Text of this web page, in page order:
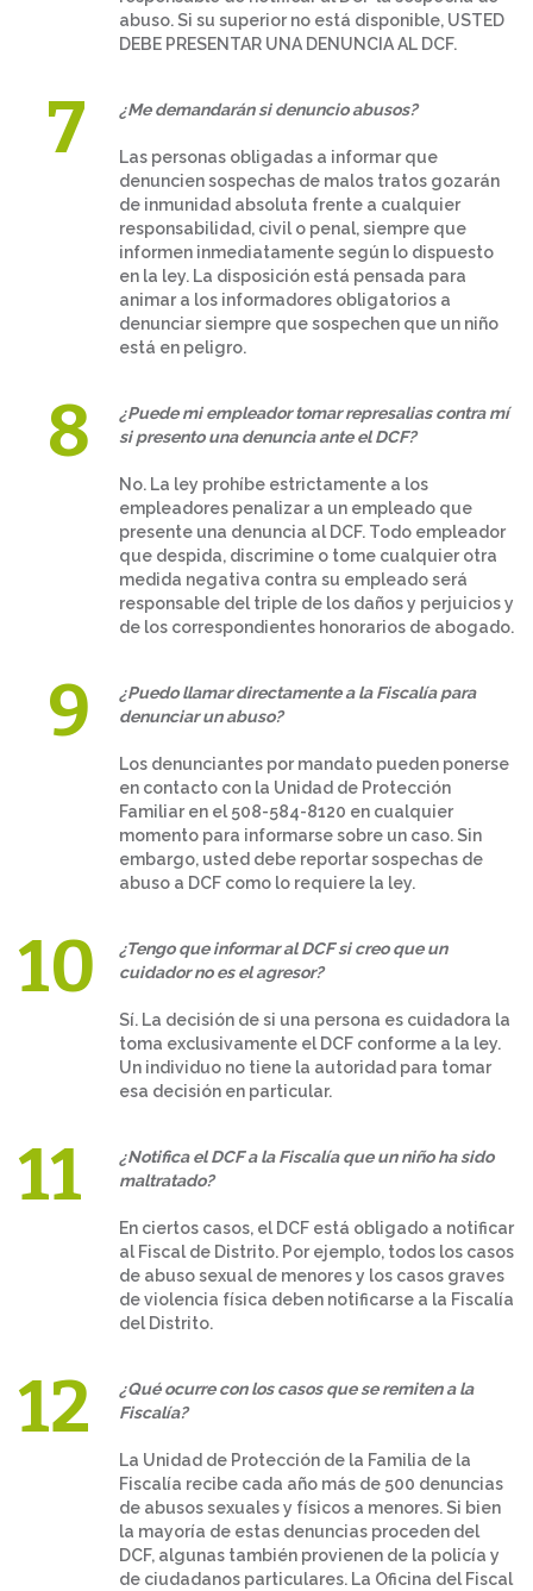
abuso. Si su superior no está disponible, USTED
DEBE PRESENTAR UNA DENUNCIA AL DCF.
¿Me demandarán si denuncio abusos?
Las personas obligadas a informar que
denuncien sospechas de malos tratos gozarán
de inmunidad absoluta frente a cualquier
responsabilidad, civil o penal, siempre que
informen inmediatamente según lo dispuesto
en la ley. La disposición está pensada para
animar a los informadores obligatorios a
denunciar siempre que sospechen que un niño
está en peligro.
¿Puede mi empleador tomar represalias contra mí
si presento una denuncia ante el DCF?
No. La ley prohíbe estrictamente a los
empleadores penalizar a un empleado que
presente una denuncia al DCF. Todo empleador
que despida, discrimine o tome cualquier otra
medida negativa contra su empleado será
responsable del triple de los daños y perjuicios y
de los correspondientes honorarios de abogado.
¿Puedo llamar directamente a la Fiscalía para
denunciar un abuso?
Los denunciantes por mandato pueden ponerse
en contacto con la Unidad de Protección
Familiar en el 508-584-8120 en cualquier
momento para informarse sobre un caso. Sin
embargo, usted debe reportar sospechas de
abuso a DCF como lo requiere la ley.
¿Tengo que informar al DCF si creo que un
cuidador no es el agresor?
Sí. La decisión de si una persona es cuidadora la
toma exclusivamente el DCF conforme a la ley.
Un individuo no tiene la autoridad para tomar
esa decisión en particular.
¿Notifica el DCF a la Fiscalía que un niño ha sido
maltratado?
En ciertos casos, el DCF está obligado a notificar
al Fiscal de Distrito. Por ejemplo, todos los casos
de abuso sexual de menores y los casos graves
de violencia física deben notificarse a la Fiscalía
del Distrito.
¿Qué ocurre con los casos que se remiten a la
Fiscalía?
La Unidad de Protección de la Familia de la
Fiscalía recibe cada año más de 500 denuncias
de abusos sexuales y físicos a menores. Si bien
la mayoría de estas denuncias proceden del
DCF, algunas también provienen de la policía y
de ciudadanos particulares. La Oficina del Fiscal